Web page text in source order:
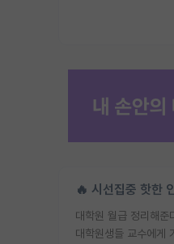
🔥 시선집중 핫한
대학원 월급 정리해준